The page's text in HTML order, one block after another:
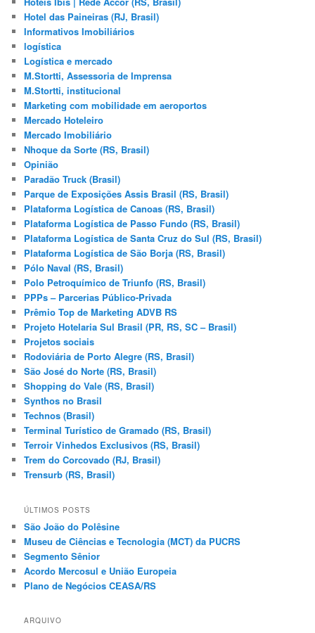
Hotel das Paineiras (RJ, Brasil)
Informativos Imobiliários
logística
Logística e mercado
M.Stortti, Assessoria de Imprensa
M.Stortti, institucional
Marketing com mobilidade em aeroportos
Mercado Hoteleiro
Mercado Imobiliário
Nhoque da Sorte (RS, Brasil)
Opinião
Paradão Truck (Brasil)
Parque de Exposições Assis Brasil (RS, Brasil)
Plataforma Logística de Canoas (RS, Brasil)
Plataforma Logística de Passo Fundo (RS, Brasil)
Plataforma Logística de Santa Cruz do Sul (RS, Brasil)
Plataforma Logística de São Borja (RS, Brasil)
Pólo Naval (RS, Brasil)
Polo Petroquímico de Triunfo (RS, Brasil)
PPPs – Parcerias Público-Privada
Prêmio Top de Marketing ADVB RS
Projeto Hotelaria Sul Brasil (PR, RS, SC – Brasil)
Projetos sociais
Rodoviária de Porto Alegre (RS, Brasil)
São José do Norte (RS, Brasil)
Shopping do Vale (RS, Brasil)
Synthos no Brasil
Technos (Brasil)
Terminal Turístico de Gramado (RS, Brasil)
Terroir Vinhedos Exclusivos (RS, Brasil)
Trem do Corcovado (RJ, Brasil)
Trensurb (RS, Brasil)
ÚLTIMOS POSTS
São João do Polêsine
Museu de Ciências e Tecnologia (MCT) da PUCRS
Segmento Sênior
Acordo Mercosul e União Europeia
Plano de Negócios CEASA/RS
ARQUIVO